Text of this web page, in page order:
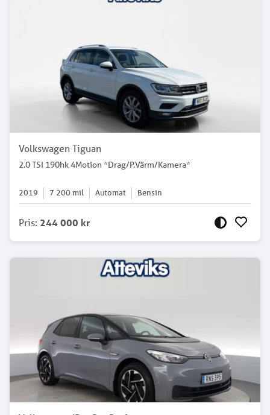
Volkswagen Tiguan
2.0 TSI 190hk 4Motion *Drag/P.Värm/Kamera*
2019 7 200 mil Automat Bensin
Pris: 244 000 kr